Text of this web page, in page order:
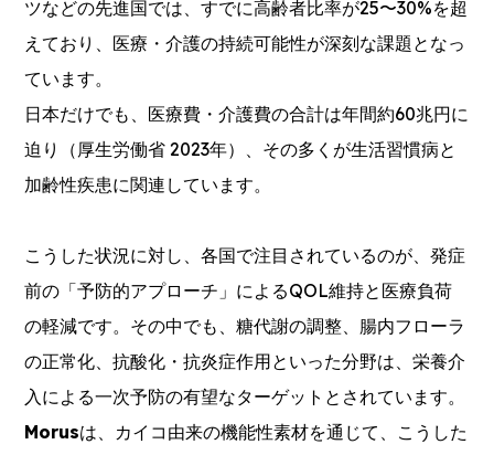
ツなどの先進国では、すでに高齢者比率が25〜30%を超
えており、医療・介護の持続可能性が深刻な課題となっ
ています。
日本だけでも、医療費・介護費の合計は年間約60兆円に
迫り（厚生労働省 2023年）、その多くが生活習慣病と
加齢性疾患に関連しています。
こうした状況に対し、各国で注目されているのが、発症
前の「予防的アプローチ」によるQOL維持と医療負荷
の軽減です。その中でも、糖代謝の調整、腸内フローラ
の正常化、抗酸化・抗炎症作用といった分野は、栄養介
入による一次予防の有望なターゲットとされています。
Morusは、カイコ由来の機能性素材を通じて、こうした